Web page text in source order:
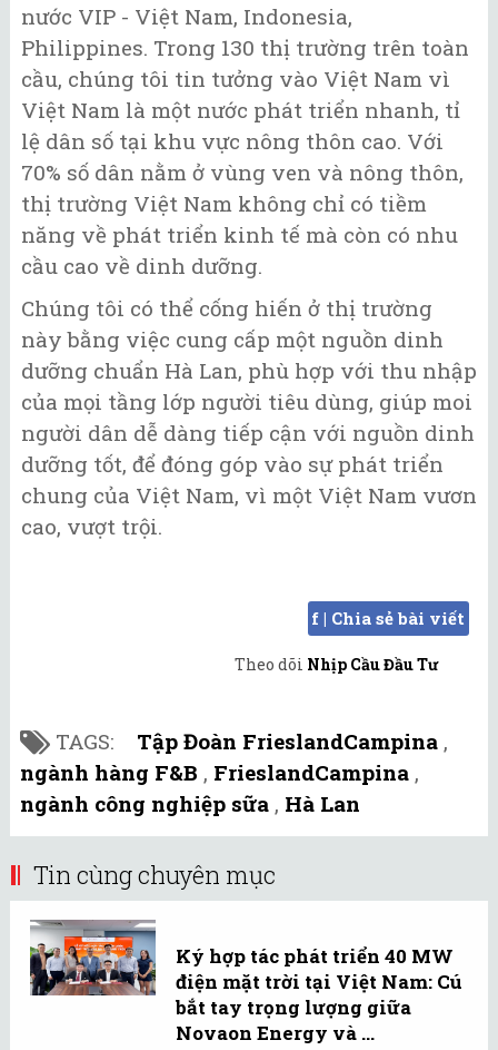
nước VIP - Việt Nam, Indonesia,
Philippines. Trong 130 thị trường trên toàn
cầu, chúng tôi tin tưởng vào Việt Nam vì
Việt Nam là một nước phát triển nhanh, tỉ
lệ dân số tại khu vực nông thôn cao. Với
70% số dân nằm ở vùng ven và nông thôn,
thị trường Việt Nam không chỉ có tiềm
năng về phát triển kinh tế mà còn có nhu
cầu cao về dinh dưỡng.
Chúng tôi có thể cống hiến ở thị trường
này bằng việc cung cấp một nguồn dinh
dưỡng chuẩn Hà Lan, phù hợp với thu nhập
của mọi tầng lớp người tiêu dùng, giúp moi
người dân dễ dàng tiếp cận với nguồn dinh
dưỡng tốt, để đóng góp vào sự phát triển
chung của Việt Nam, vì một Việt Nam vươn
cao, vượt trội.
f | Chia sẻ bài viết
Theo dõi Nhịp Cầu Đầu Tư
TAGS: Tập Đoàn FrieslandCampina ,
ngành hàng F&B , FrieslandCampina ,
ngành công nghiệp sữa , Hà Lan
Tin cùng chuyên mục
Ký hợp tác phát triển 40 MW
điện mặt trời tại Việt Nam: Cú
bắt tay trọng lượng giữa
Novaon Energy và ...